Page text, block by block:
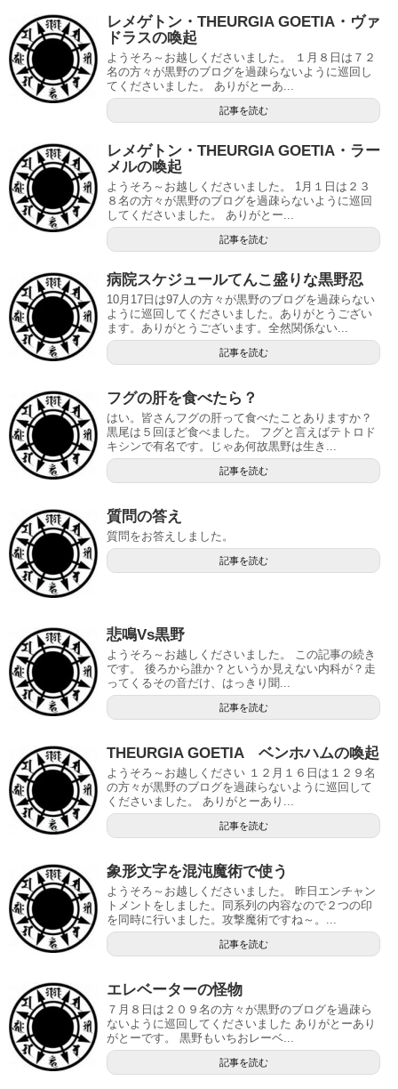
レメゲトン・THEURGIA GOETIA・ヴァ
ドラスの喚起
ようそろ～お越しくださいました。 １月８日は７２
名の方々が黒野のブログを過疎らないように巡回し
てくださいました。 ありがとーあ...
記事を読む
レメゲトン・THEURGIA GOETIA・ラー
メルの喚起
ようそろ～お越しくださいました。 1月１日は２３
８名の方々が黒野のブログを過疎らないように巡回
してくださいました。 ありがとー...
記事を読む
病院スケジュールてんこ盛りな黒野忍
10月17日は97人の方々が黒野のブログを過疎らない
ように巡回してくださいました。ありがとうござい
ます。ありがとうございます。全然関係ない...
記事を読む
フグの肝を食べたら？
はい。皆さんフグの肝って食べたことありますか？
黒尾は５回ほど食べました。 フグと言えばテトロド
キシンで有名です。じゃあ何故黒野は生き...
記事を読む
質問の答え
質問をお答えしました。
記事を読む
悲鳴Vs黒野
ようそろ～お越しくださいました。 この記事の続き
です。 後ろから誰か？というか見えない内科が？走
ってくるその音だけ、はっきり聞...
記事を読む
THEURGIA GOETIA ベンホハムの喚起
ようそろ～お越しください １２月１６日は１２９名
の方々が黒野のブログを過疎らないように巡回して
くださいました。 ありがとーあり...
記事を読む
象形文字を混沌魔術で使う
ようそろ～お越しくださいました。 昨日エンチャン
トメントをしました。同系列の内容なので２つの印
を同時に行いました。攻撃魔術ですね～。...
記事を読む
エレベーターの怪物
７月８日は２０９名の方々が黒野のブログを過疎ら
ないように巡回してくださいました ありがとーあり
がとーです。 黒野もいちおレーベ...
記事を読む